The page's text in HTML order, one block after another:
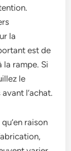
la
est de
la rampe. Si
le
l’achat.
raison